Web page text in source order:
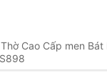
Cao Cấp men Bát